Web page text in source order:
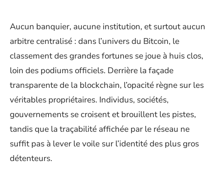
Aucun banquier, aucune institution, et surtout aucun
arbitre centralisé : dans l’univers du Bitcoin, le
classement des grandes fortunes se joue à huis clos,
loin des podiums officiels. Derrière la façade
transparente de la blockchain, l’opacité règne sur les
véritables propriétaires. Individus, sociétés,
gouvernements se croisent et brouillent les pistes,
tandis que la traçabilité affichée par le réseau ne
suffit pas à lever le voile sur l’identité des plus gros
détenteurs.